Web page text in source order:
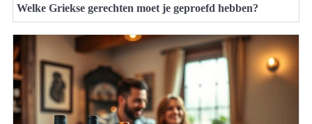
Welke Griekse gerechten moet je geproefd hebben?